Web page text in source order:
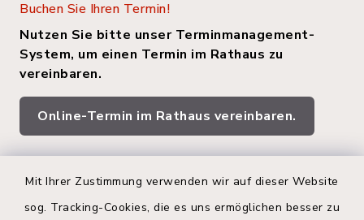
Mit Ihrer Zustimmung verwenden wir auf dieser Website
sog. Tracking-Cookies, die es uns ermöglichen besser zu
Buchen Sie Ihren Termin!
Nutzen Sie bitte unser Terminmanagement-
System, um einen Termin im Rathaus zu
vereinbaren.
Online-Termin im Rathaus vereinbaren.
Quicklinks